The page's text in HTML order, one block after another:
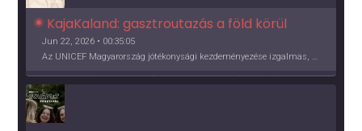
KajaKaland: gasztroutazás a föld körül
Jun 22, 2026 • 00:35:05
Az UNICEF Magyarország jótékonysági kezdeményezése izgalmas, egész éves világkörüli ízutazásra hív, igazi családi program és gasztroedukáció, illetve segítség a rászorulóknak is egyben.